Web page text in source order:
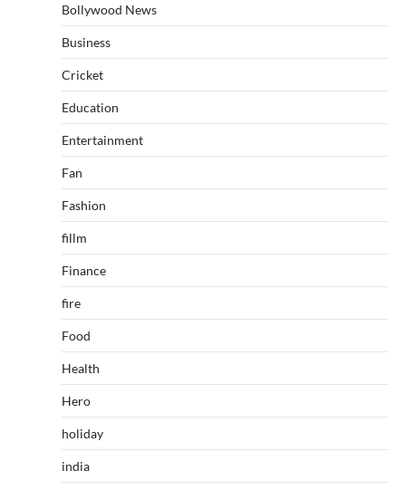
Bollywood News
Business
Cricket
Education
Entertainment
Fan
Fashion
fillm
Finance
fire
Food
Health
Hero
holiday
india